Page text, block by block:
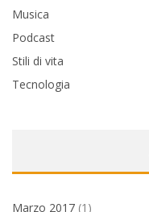
Musica
Podcast
Stili di vita
Tecnologia
Marzo 2017 (1)